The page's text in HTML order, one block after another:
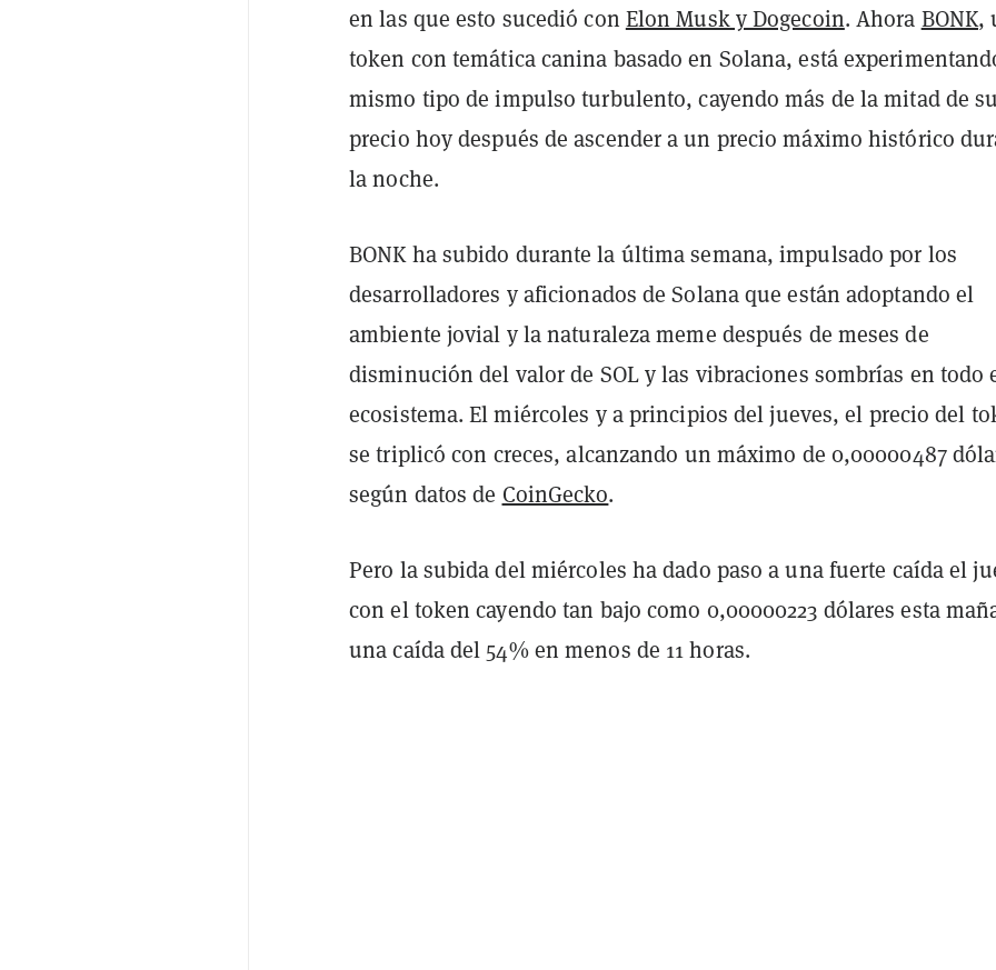
en las que esto sucedió con Elon Musk y Dogecoin. Ahora BONK,
token con temática canina basado en Solana, está
mismo tipo de impulso turbulento, cayendo más de la mitad de su
precio hoy después de ascender a un precio máximo histórico
la noche.
BONK ha subido durante la última semana, impulsado por los
desarrolladores y aficionados de Solana que están adoptando el
ambiente jovial y la naturaleza meme después de meses de
disminución del valor de SOL y las vibraciones sombrías en todo
ecosistema. El miércoles y a principios del jueves, el precio del
se triplicó con creces, alcanzando un máximo de 0,00000487
según datos de CoinGecko.
Pero la subida del miércoles ha dado paso a una fuerte caída el
con el token cayendo tan bajo como 0,00000223 dólares esta
una caída del 54% en menos de 11 horas.